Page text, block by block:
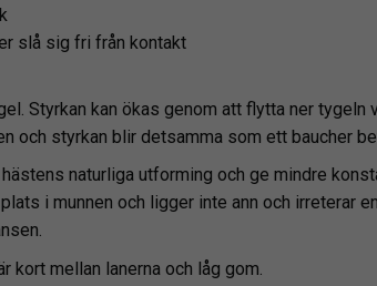
slå sig fri från kontakt
Styrkan kan ökas genom att flytta ner
och styrkan blir detsamma som ett baucher
naturliga utforming och ge mindre
i munnen och ligger inte ann och irreterar
kort mellan lanerna och låg gom.